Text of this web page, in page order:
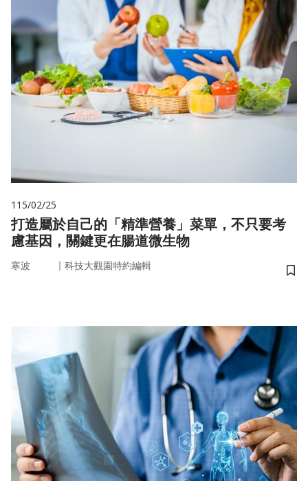
115/02/25
打造屬於自己的「精準營養」菜單，不只要考
慮基因，關鍵更在腸道微生物
寒波 ｜ 科技大觀園特約編輯
儲